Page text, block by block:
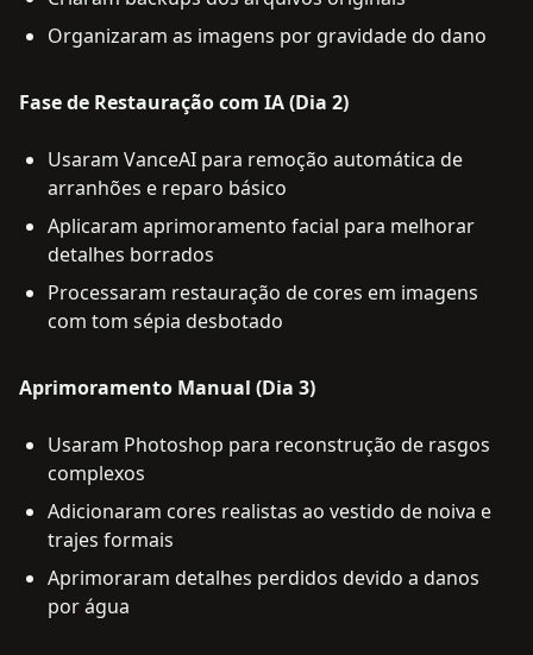
Organizaram as imagens por gravidade do dano
Fase de Restauração com IA (Dia 2)
Usaram VanceAI para remoção automática de
arranhões e reparo básico
Aplicaram aprimoramento facial para melhorar
detalhes borrados
Processaram restauração de cores em imagens
com tom sépia desbotado
Aprimoramento Manual (Dia 3)
Usaram Photoshop para reconstrução de rasgos
complexos
Adicionaram cores realistas ao vestido de noiva e
trajes formais
Aprimoraram detalhes perdidos devido a danos
por água